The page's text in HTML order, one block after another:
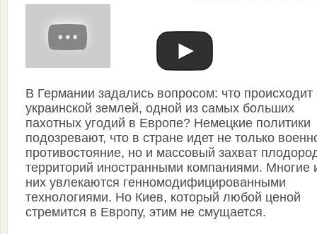
В Германии задались вопросом: что происходит
украинской землей, одной из самых больших
пахотных угодий в Европе? Немецкие политики
подозревают, что в стране идет не только
противостояние, но и массовый захват
территорий иностранными компаниями. Многие
них увлекаются генномодифицированными
технологиями. Но Киев, который любой ценой
стремится в Европу, этим не смущается.